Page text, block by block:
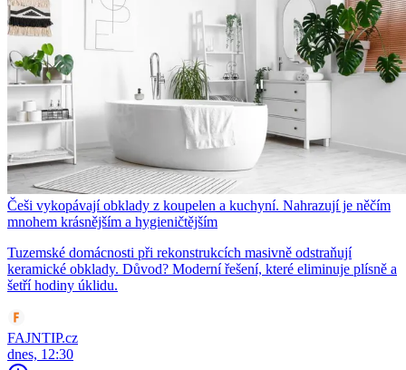
Češi vykopávají obklady z koupelen a kuchyní. Nahrazují je něčím
mnohem krásnějším a hygieničtějším
Tuzemské domácnosti při rekonstrukcích masivně odstraňují
keramické obklady. Důvod? Moderní řešení, které eliminuje plísně a
šetří hodiny úklidu.
FAJNTIP.cz
dnes, 12:30